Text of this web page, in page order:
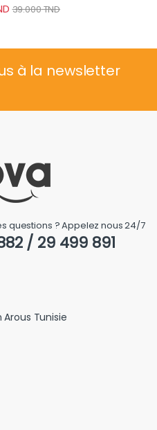
39.000TND
à la newsletter
questions ? Appelez nous 24/7
/ 29 499 891
Arous Tunisie